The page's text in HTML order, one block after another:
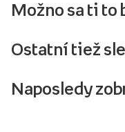
Možno sa ti to
Ostatní tiež
Naposledy